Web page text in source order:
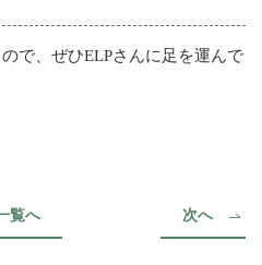
で、ぜひELPさんに足を運んで
覧へ 次へ